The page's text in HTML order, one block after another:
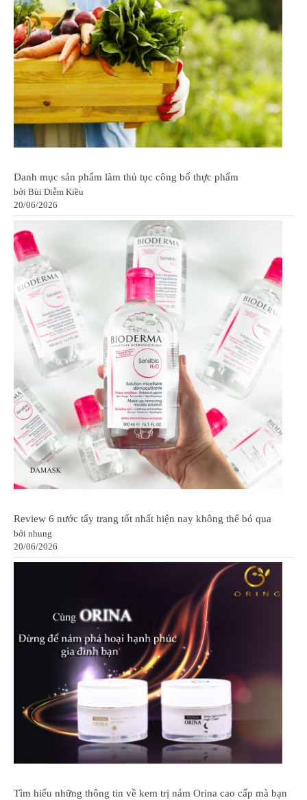
Danh mục sản phẩm làm thủ tục công bố thực phẩm
bởi Bùi Diễm Kiều
20/06/2026
Review 6 nước tẩy trang tốt nhất hiện nay không thể bỏ qua
bởi nhung
20/06/2026
Tìm hiểu những thông tin về kem trị nám Orina cao cấp mà bạn